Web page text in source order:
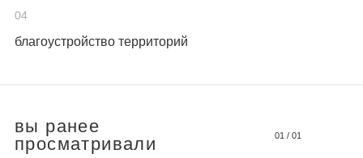
04
благоустройство территорий
вы ранее
просматривали
01 / 01